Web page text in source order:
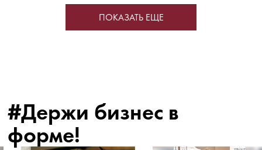
ПОКАЗАТЬ ЕЩЕ
#Держи бизнес в
форме!